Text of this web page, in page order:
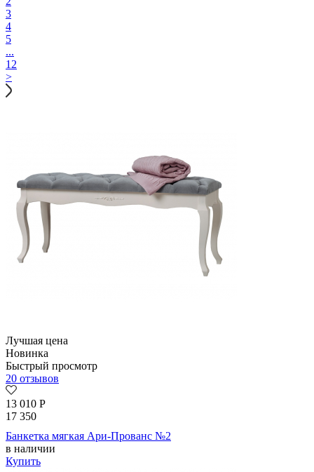
3
4
5
...
12
>
Лучшая цена
Новинка
Быстрый просмотр
20 отзывов
13 010 Р
17 350
Банкетка мягкая Ари-Прованс №2
в наличии
Купить